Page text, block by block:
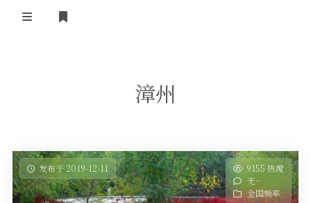
关于黄河
黄河使命
政策法规
活动竞赛
无线电资料
BA4II
器材专区
漳州
发布于 2019-12-11
9155 热度
无~
全国频率